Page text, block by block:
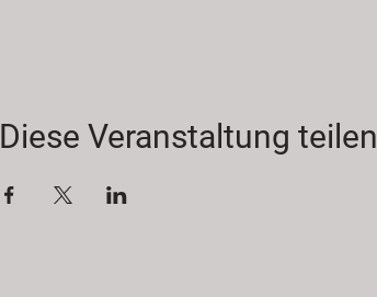
Diese Veranstaltung teilen